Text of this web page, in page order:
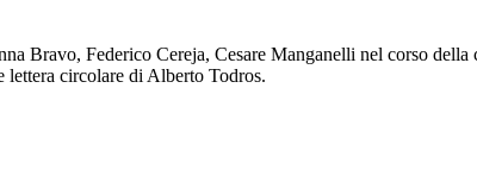
Bravo, Federico Cereja, Cesare Manganelli nel corso
lettera circolare di Alberto Todros.